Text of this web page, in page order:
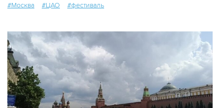
#Москва #ЦАО #фестиваль